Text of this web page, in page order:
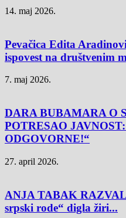
14. maj 2026.
Pevačica Edita
ispovest na društvenim
7. maj 2026.
DARA BUBAMARA O
POTRESAO
ODGOVORNE!“
27. april 2026.
ANJA TABAK
srpski rode“ digla žiri...